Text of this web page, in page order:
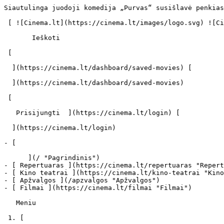
Siautulinga juodoji komedija „Purvas“ susišlavė penkias Britų nepriklausomo kino apdovanojimų nominacijas - cinema.lt                            Ieškoti     

 [ ![Cinema.lt](https://cinema.lt/images/logo.svg) ![Cinema.lt](https://cinema.lt/images/favicon.svg) ](https://cinema.lt "Cinema.lt")

       Ieškoti     

 [  

  ](https://cinema.lt/dashboard/saved-movies) [  

  ](https://cinema.lt/dashboard/saved-movies)

 [  

   Prisijungti  ](https://cinema.lt/login) [  

  ](https://cinema.lt/login) 

- [  

      ](/ "Pagrindinis")
- [ Repertuaras ](https://cinema.lt/repertuaras "Repertuaras")
- [ Kino teatrai ](https://cinema.lt/kino-teatrai "Kino teatrai")
- [ Apžvalgos ](/apzvalgos "Apžvalgos")
- [ Filmai ](https://cinema.lt/filmai "Filmai")

   Meniu   

 1. [ 

      cinema.lt  ](/)
2. [  Naujienos  ](https://cinema.lt/naujienos)
3. Siautulinga juodoji komedija „Purvas“ susišlavė penkias Britų nepriklausomo kino apdovanojimų nominacijas

Siautulinga juodoji komedija „Purvas“ susišlavė penkias Britų nepriklausomo kino apdovanojimų nominacijas
=========================================================================================================

Londone buvo paskelbti Britų Nepriklausomo kino apdovanojimų nominantai (angl. BIFA, British Independent Film Awards). Jungtinėje Karalystėje šie apdovanojimai laikomi vienais pagrindinių metų kino įvykių ir svarba nusileidžia tik Britų akademijos kino ir televizijos apdovanojimams (angl. BAFTA, The British Academy of Film and Television Arts Award).

Britų Nepriklausomo kino apdovanojimų nominantais triumfatoriais tapo Davido MacKenzie kalėjimo drama „Starred Up", susižėrusi aštuonias nominacijas bei septyniomis besidžiaugianti Clio Barnardo filmas „The Selfish Giant". Po penkias pasidalijo Hanifo Kureishi juosta „Le Week-end" bei Jono S Bairdo juodojo humoro komedija „Purvas" (angl. „Filth").

Pastarasis, pagal „Traukinių žymėjimo" autoriaus Irvine Welsh romaną sukurtas filmas, pelnė geriausio režisieriaus (Jon S Baird), geriausio antrojo plano aktoriaus (Eddie Marsan) ir aktorės (Shirley Henderson), geriausios filmo gamybos bei geriausio pagrindinio vaidmens atlikėjo (James McAvoy) nominacijas.

Neįtikėtinus rezultatus gimtojoje Anglijoje pademonstravęs „Purvas", kritikų teigimu, tapo geriausiu aktoriaus James McAvoy karjeros vaidmeniu bei atvėrė naujus jo galimybių horizontus. Analitikai teigia, jog vyras turi visas galimybes stoti į kovą dėl Oskaro, o „Purvą" neretai pavadina siautulingiausiu metų filmu, peržengiančiu visus tabu bei galinčiu susišluoti įtakingiausius Europos kino apdovanojimus. „Manėte, jog „Traukinių žymėjimas" - skrupulų nepaisantis, drąsus filmas? Juk dar nematėte „Purvo"!", - filmą vertina leidinys „The Sun", linkintis jam sėkmės kovoje dėl statulėlių. BIFA laureatai paaiškės gruodžio 8-ąją įvyksiančioje apdovanojimų ceremonijoje Londone, kurią ves aktorius Jamesas Nesbittas.

Pagrindinis filmo „Purvas" veikėjas Briusas Robertsonas (akt. James McAvoy) - psichiškai nestabilus alkoholikas, narkomanas, rasistas ir iškrypėlis, kenčiantis nuo nesibaigiančių haliucinacijų, egzemos ant lytinių organų, seksualinės priklausomybės bei dievinantis žeminti kolegas. Kas šis vyras? Iki kaulų smegenų korumpuotas ir savimi patenkintas Edinburgo policijos pareigūnas, valstybės tarnybai spjaunantis tiesiai į veidą!

 Didžiuodamasis niekšinga savo prigimtimi Briusas prievartauja nepilnametes, kenčia nuo jame